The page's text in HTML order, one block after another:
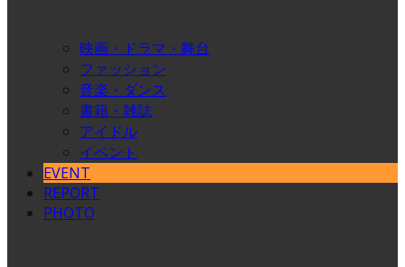
映画・ドラマ・舞台
ファッション
音楽・ダンス
書籍・雑誌
アイドル
イベント
EVENT
REPORT
PHOTO